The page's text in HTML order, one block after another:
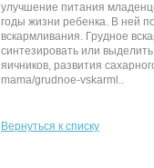
улучшение питания
годы жизни ребенка. В ней
вскармливания. Грудное
синтезировать или
яичников, развития
mama/grudnoe-vskarml..
Вернуться к списку